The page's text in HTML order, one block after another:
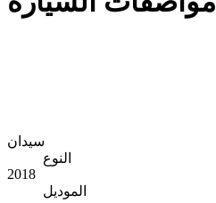
سيدان
النوع
2018
الموديل